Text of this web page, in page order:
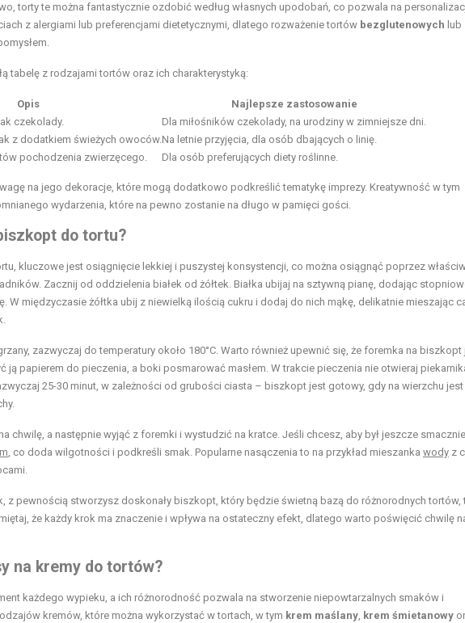
torty te można fantastycznie ozdobić według własnych upodobań, co pozwala na
z alergiami lub preferencjami dietetycznymi, dlatego rozważenie tortów bezglutenowych lub
tabelę z rodzajami tortów oraz ich charakterystyką:
Opis
Najlepsze zastosowanie
czekolady.
Dla miłośników czekolady, na urodziny w zimniejsze dni.
z dodatkiem świeżych owoców.Na letnie przyjęcia, dla osób dbających o linię.
pochodzenia zwierzęcego. Dla osób preferujących diety roślinne.
na jego dekoracje, które mogą dodatkowo podkreślić tematykę imprezy. Kreatywność w tym
wydarzenia, które na pewno zostanie na długo w pamięci gości.
do tortu?
kluczowe jest osiągnięcie lekkiej i puszystej konsystencji, co można osiągnąć poprzez
Zacznij od oddzielenia białek od żółtek. Białka ubijaj na sztywną pianę, dodając
W międzyczasie żółtka ubij z niewielką ilością cukru i dodaj do nich mąkę, delikatnie mieszając
zazwyczaj do temperatury około 180°C. Warto również upewnić się, że foremka na biszkopt
ją papierem do pieczenia, a boki posmarować masłem. W trakcie pieczenia nie otwieraj
25-30 minut, w zależności od grubości ciasta – biszkopt jest gotowy, gdy na wierzchu
chwilę, a następnie wyjąć z foremki i wystudzić na kratce. Jeśli chcesz, aby był jeszcze
, co doda wilgotności i podkreśli smak. Popularne nasączenia to na przykład mieszanka wody z
z pewnością stworzysz doskonały biszkopt, który będzie świetną bazą do różnorodnych tortów,
że każdy krok ma znaczenie i wpływa na ostateczny efekt, dlatego warto poświęcić chwilę
na kremy do tortów?
każdego wypieku, a ich różnorodność pozwala na stworzenie niepowtarzalnych smaków i
kremów, które można wykorzystać w tortach, w tym krem maślany, krem śmietanowy